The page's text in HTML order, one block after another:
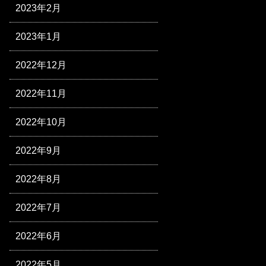
2023年2月
2023年1月
2022年12月
2022年11月
2022年10月
2022年9月
2022年8月
2022年7月
2022年6月